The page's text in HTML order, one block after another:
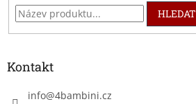
HLEDAT
Kontakt
info@4bambini.cz